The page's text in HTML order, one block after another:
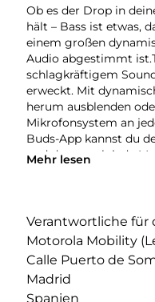
Ob es der Drop in
hält – Bass ist etwas,
einem großen
Audio abgestimmt
schlagkräftigem
erweckt. Mit
herum ausblenden
Mikrofonsystem an
Buds-App kannst du
und dazu noch jede
Mehr lesen
Verantwortliche für
Motorola Mobility
Calle Puerto de
Madrid
Spanien